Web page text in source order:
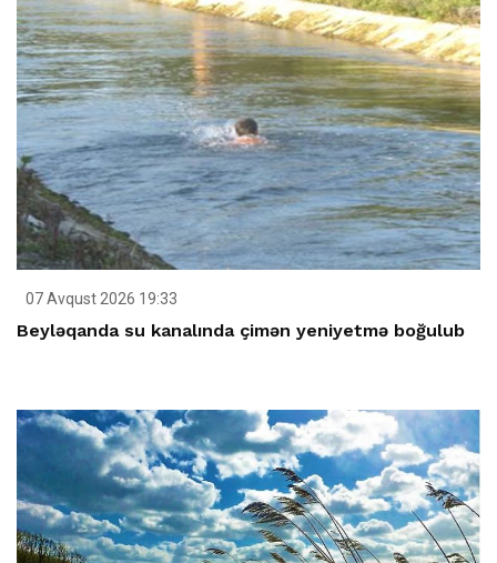
07 Avqust 2026 19:33
Beyləqanda su kanalında çimən yeniyetmə boğulub